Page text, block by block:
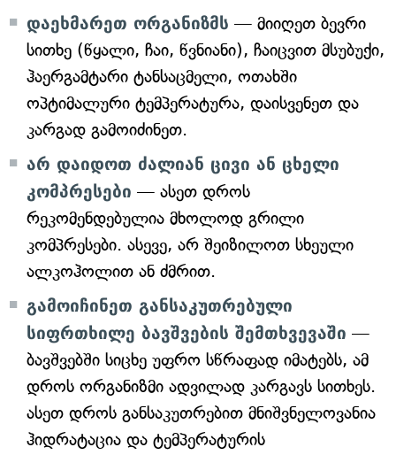
დაეხმარეთ ორგანიზმს — მიიღეთ ბევრი
სითხე (წყალი, ჩაი, წვნიანი), ჩაიცვით მსუბუქი,
ჰაერგამტარი ტანსაცმელი, ოთახში
ოპტიმალური ტემპერატურა, დაისვენეთ და
კარგად გამოიძინეთ.
არ დაიდოთ ძალიან ცივი ან ცხელი
კომპრესები — ასეთ დროს
რეკომენდებულია მხოლოდ გრილი
კომპრესები. ასევე, არ შეიზილოთ სხეული
ალკოჰოლით ან ძმრით.
გამოიჩინეთ განსაკუთრებული
სიფრთხილე ბავშვების შემთხვევაში —
ბავშვებში სიცხე უფრო სწრაფად იმატებს, ამ
დროს ორგანიზმი ადვილად კარგავს სითხეს.
ასეთ დროს განსაკუთრებით მნიშვნელოვანია
ჰიდრატაცია და ტემპერატურის